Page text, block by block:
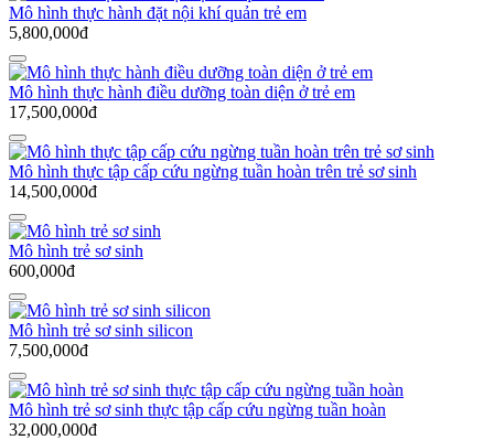
Mô hình thực hành đặt nội khí quản trẻ em
5,800,000đ
Mô hình thực hành điều dưỡng toàn diện ở trẻ em
17,500,000đ
Mô hình thực tập cấp cứu ngừng tuần hoàn trên trẻ sơ sinh
14,500,000đ
Mô hình trẻ sơ sinh
600,000đ
Mô hình trẻ sơ sinh silicon
7,500,000đ
Mô hình trẻ sơ sinh thực tập cấp cứu ngừng tuần hoàn
32,000,000đ